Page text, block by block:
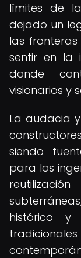
límites de
dejado un
las
sentir en la
donde
visionarios y
La audacia
siendo
para los
histórico